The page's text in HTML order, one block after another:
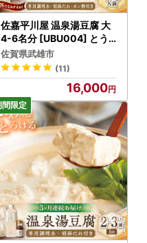
欺サイトになります。十
＝＝＝＝＝
】
29日〜1月3日を除く)
佐嘉平川屋 温泉湯豆腐 大
4-6名分 [UBU004] とう
ふ
佐賀県武雄市
(11)
16,000